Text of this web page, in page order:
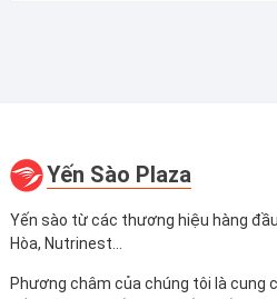
Yến Sào Plaza
Yến sào từ các thương hiệu hàng
Hòa, Nutrinest...
Phương châm của chúng tôi là cung